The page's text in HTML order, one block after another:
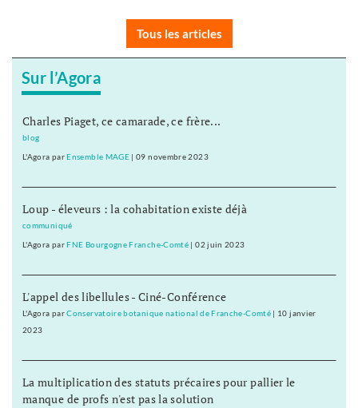
Tous les articles
Sur l’Agora
Charles Piaget, ce camarade, ce frère...
blog
L'Agora parEnsemble MAGE |09 novembre 2023
Loup - éleveurs : la cohabitation existe déjà
communiqué
L'Agora parFNE Bourgogne Franche-Comté |02 juin 2023
L'appel des libellules - Ciné-Conférence
L'Agora parConservatoire botanique national de Franche-Comté| 10 janvier
2023
La multiplication des statuts précaires pour pallier le
manque de profs n'est pas la solution